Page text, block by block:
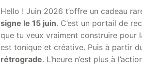
Hello ! Juin 2026 t’offre un cadeau
signe le 15 juin. C’est un portail de
que tu veux vraiment construire pour
est tonique et créative. Puis à partir
rétrograde. L’heure n’est plus à